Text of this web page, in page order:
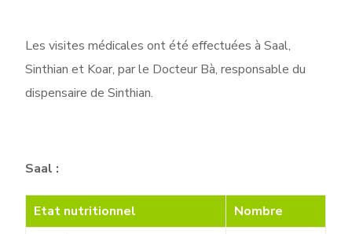
Les visites médicales ont été effectuées à Saal,
Sinthian et Koar, par le Docteur Bà, responsable du
dispensaire de Sinthian.
Saal :
Etat nutritionnel
Nombre